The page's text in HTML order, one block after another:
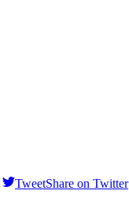
TweetShare on Twitter